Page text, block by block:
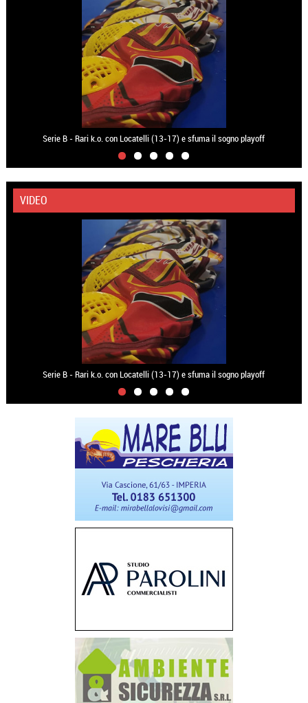
Serie B - Rari k.o. con Locatelli (13-17) e sfuma il sogno playoff
VIDEO
Serie B - Rari k.o. con Locatelli (13-17) e sfuma il sogno playoff